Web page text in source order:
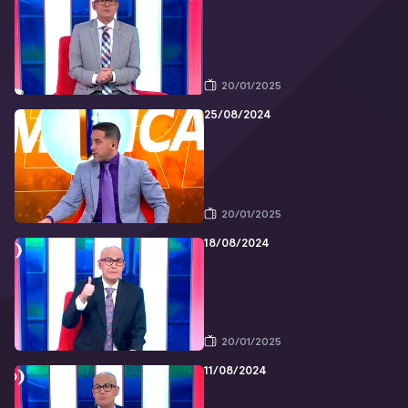
20/01/2025
25/08/2024
20/01/2025
18/08/2024
20/01/2025
11/08/2024